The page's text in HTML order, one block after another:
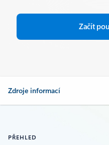
Začít
Zdroje informací
PŘEHLED